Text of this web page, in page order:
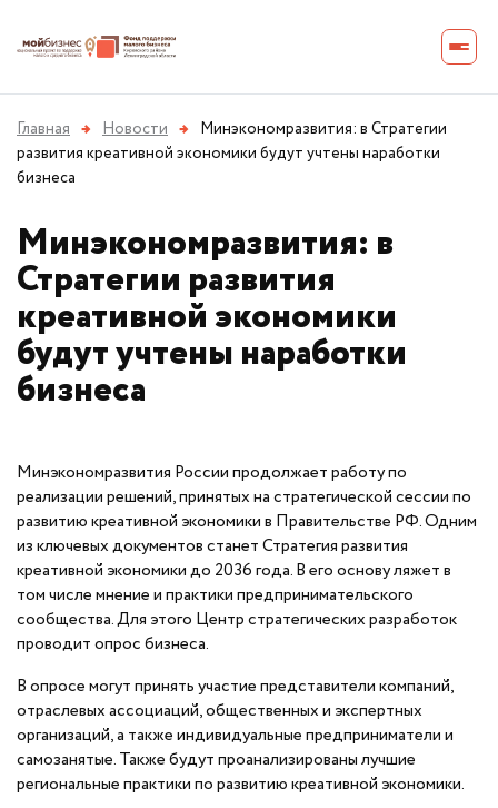
Главная → Новости → Минэкономразвития: в Стратегии
развития креативной экономики будут учтены наработки
бизнеса
Минэкономразвития: в
Стратегии развития
креативной экономики
будут учтены наработки
бизнеса
Минэкономразвития России продолжает работу по
реализации решений, принятых на стратегической сессии по
развитию креативной экономики в Правительстве РФ. Одним
из ключевых документов станет Стратегия развития
креативной экономики до 2036 года. В его основу ляжет в
том числе мнение и практики предпринимательского
сообщества. Для этого Центр стратегических разработок
проводит опрос бизнеса.
В опросе могут принять участие представители компаний,
отраслевых ассоциаций, общественных и экспертных
организаций, а также индивидуальные предприниматели и
самозанятые. Также будут проанализированы лучшие
региональные практики по развитию креативной экономики.